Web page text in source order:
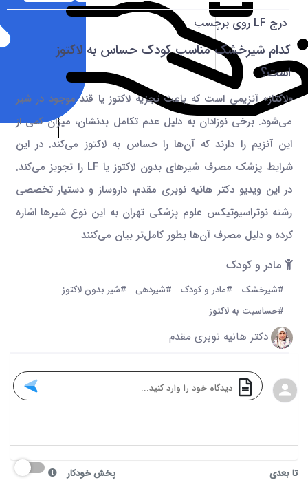
درج LF روی برچسب
کدام شیرخشک مناسب کودک حساس به لاکتوز
است؟
«لاکتاز» آنزیمی است که باعث تجزیه لاکتوز یا قند موجود در شیر
می‌شود. برخی نوزادان به دلیل عدم تکامل بدنشان، میزان کمی از
این آنزیم را دارند که آن‌ها را حساس به لاکتوز می‌کند. در این
شرایط پزشک مصرف شیرهای بدون لاکتوز یا LF را تجویز می‌کند.
در این ویدیو دکتر هانیه نوبری مقدم، داروساز و دستیار تخصصی
رشته نوتراسیوتیکس علوم پزشکی تهران به این نوع شیرها اشاره
کرده و دلیل مصرف آن‌ها بطور کامل‌تر بیان می‌کنند
مادر و کودک
#شیرخشک #مادر و کودک #شیردهی
#شیر بدون لاکتوز
#حساسیت به لاکتوز
دکتر هانیه نوبری مقدم
تا بعدی پخش خودکار